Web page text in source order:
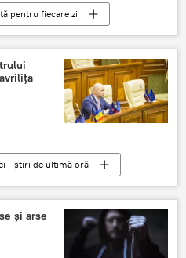
pentru fiecare zi
Meteo
anomalie
- știri de ultimă oră
Politică
și arse